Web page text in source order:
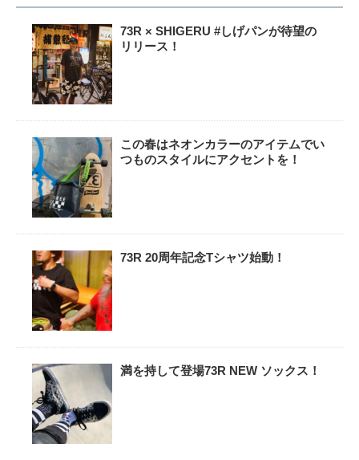
73R × SHIGERU #しげパンが待望の
リリース！
この春はネオンカラーのアイテムでい
つものスタイルにアクセントを！
73R 20周年記念Tシャツ始動！
満を持して登場73R NEW ソックス！